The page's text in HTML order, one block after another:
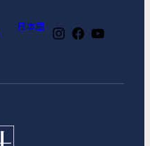
日本語